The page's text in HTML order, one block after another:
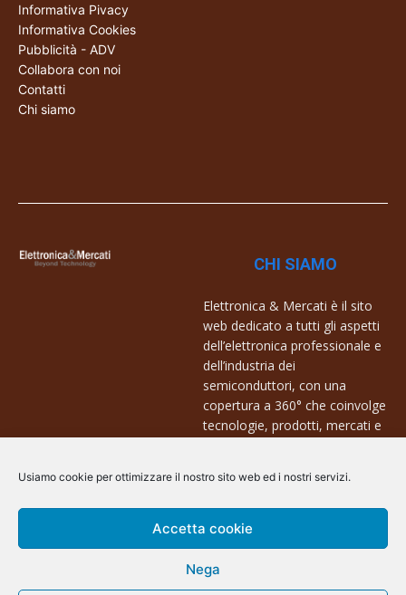
Usiamo cookie per ottimizzare il nostro sito web ed i nostri servizi.
Accetta cookie
Nega
Informativa Pivacy
Informativa Cookies
Pubblicità - ADV
Collabora con noi
Contatti
Chi siamo
CHI SIAMO
Elettronica & Mercati è il sito
web dedicato a tutti gli aspetti
dell’elettronica professionale e
dell’industria dei
semiconduttori, con una
copertura a 360° che coinvolge
tecnologie, prodotti, mercati e
Contatti:
info@arscommunication.it